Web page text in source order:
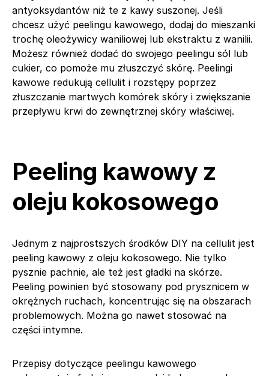
antyoksydantów niż te z kawy suszonej. Jeśli
chcesz użyć peelingu kawowego, dodaj do mieszanki
trochę oleożywicy waniliowej lub ekstraktu z wanilii.
Możesz również dodać do swojego peelingu sól lub
cukier, co pomoże mu złuszczyć skórę. Peelingi
kawowe redukują cellulit i rozstępy poprzez
złuszczanie martwych komórek skóry i zwiększanie
przepływu krwi do zewnętrznej skóry właściwej.
Peeling kawowy z
oleju kokosowego
Jednym z najprostszych środków DIY na cellulit jest
peeling kawowy z oleju kokosowego. Nie tylko
pysznie pachnie, ale też jest gładki na skórze.
Peeling powinien być stosowany pod prysznicem w
okrężnych ruchach, koncentrując się na obszarach
problemowych. Można go nawet stosować na
części intymne.
Przepisy dotyczące peelingu kawowego